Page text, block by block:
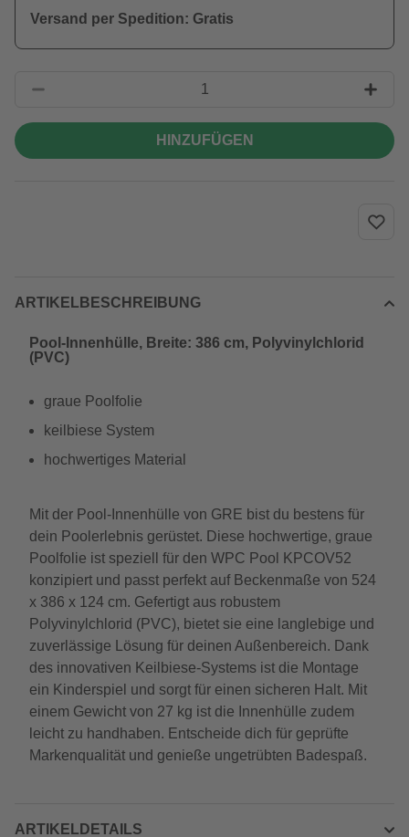
Versand per Spedition: Gratis
HINZUFÜGEN
ARTIKELBESCHREIBUNG
Pool-Innenhülle, Breite: 386 cm, Polyvinylchlorid
(PVC)
graue Poolfolie
keilbiese System
hochwertiges Material
Mit der Pool-Innenhülle von GRE bist du bestens für
dein Poolerlebnis gerüstet. Diese hochwertige, graue
Poolfolie ist speziell für den WPC Pool KPCOV52
konzipiert und passt perfekt auf Beckenmaße von 524
x 386 x 124 cm. Gefertigt aus robustem
Polyvinylchlorid (PVC), bietet sie eine langlebige und
zuverlässige Lösung für deinen Außenbereich. Dank
des innovativen Keilbiese-Systems ist die Montage
ein Kinderspiel und sorgt für einen sicheren Halt. Mit
einem Gewicht von 27 kg ist die Innenhülle zudem
leicht zu handhaben. Entscheide dich für geprüfte
Markenqualität und genieße ungetrübten Badespaß.
ARTIKELDETAILS